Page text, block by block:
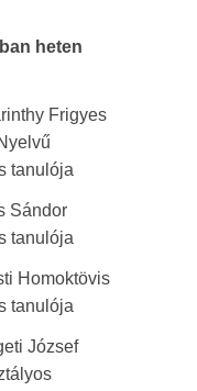
heten
Frigyes
tanulója
Sándor
tanulója
Homoktövis
tanulója
József